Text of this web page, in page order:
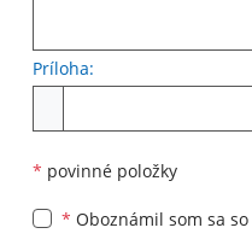
Príloha:
* povinné položky
* Oboznámil som sa so